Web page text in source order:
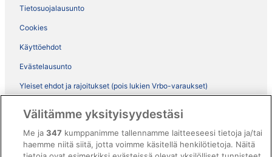
Tietosuojalausunto
Cookies
Käyttöehdot
Evästelausunto
Yleiset ehdot ja rajoitukset (pois lukien Vrbo-varaukset)
ebookers BONUS+ -ohjelman ehdot
Välitämme yksityisyydestäsi
Me ja347 kumppanimme tallennamme laitteeseesi tietoja ja/tai
haemme niitä siitä, jotta voimme käsitellä henkilötietoja. Näitä